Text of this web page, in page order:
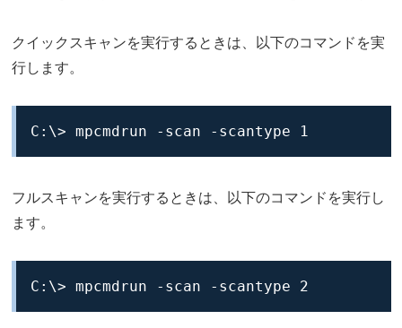
クイックスキャンを実行するときは、以下のコマンドを実
行します。
C:\> mpcmdrun -scan -scantype 1
フルスキャンを実行するときは、以下のコマンドを実行し
ます。
C:\> mpcmdrun -scan -scantype 2